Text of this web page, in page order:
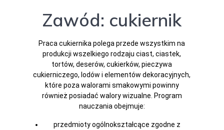
Zawód: cukiernik
Praca cukiernika polega przede wszystkim na
produkcji wszelkiego rodzaju ciast, ciastek,
tortów, deserów, cukierków, pieczywa
cukierniczego, lodów i elementów dekoracyjnych,
które poza walorami smakowymi powinny
również posiadać walory wizualne. Program
nauczania obejmuje:
przedmioty ogólnokształcące zgodne z